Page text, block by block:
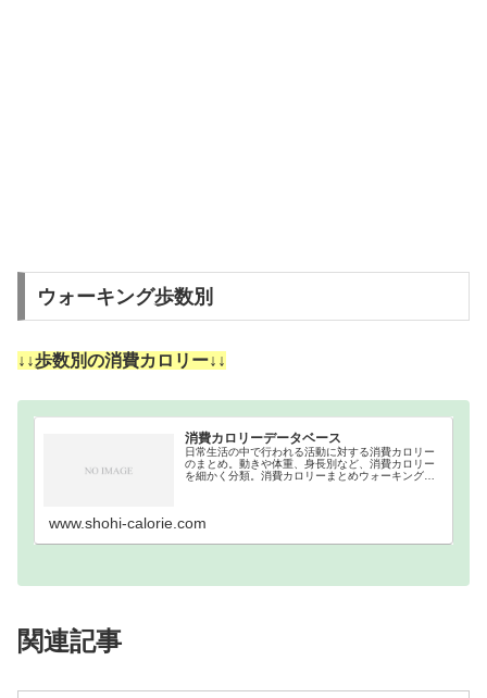
ウォーキング歩数別
↓↓歩数別の消費カロリー↓↓
消費カロリーデータベース
日常生活の中で行われる活動に対する消費カロリー
のまとめ。動きや体重、身長別など、消費カロリー
を細かく分類。消費カロリーまとめウォーキング｜
www.shohi-calorie.com
関連記事